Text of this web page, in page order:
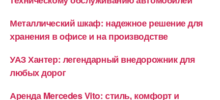
Металлический шкаф: надежное решение для
хранения в офисе и на производстве
УАЗ Хантер: легендарный внедорожник для
любых дорог
Аренда Mercedes Vito: стиль, комфорт и